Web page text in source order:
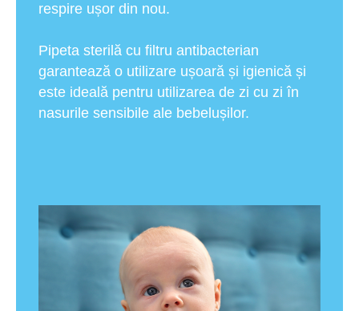
respire ușor din nou.
Pipeta sterilă cu filtru antibacterian
garantează o utilizare ușoară și igienică și
este ideală pentru utilizarea de zi cu zi în
nasurile sensibile ale bebelușilor.